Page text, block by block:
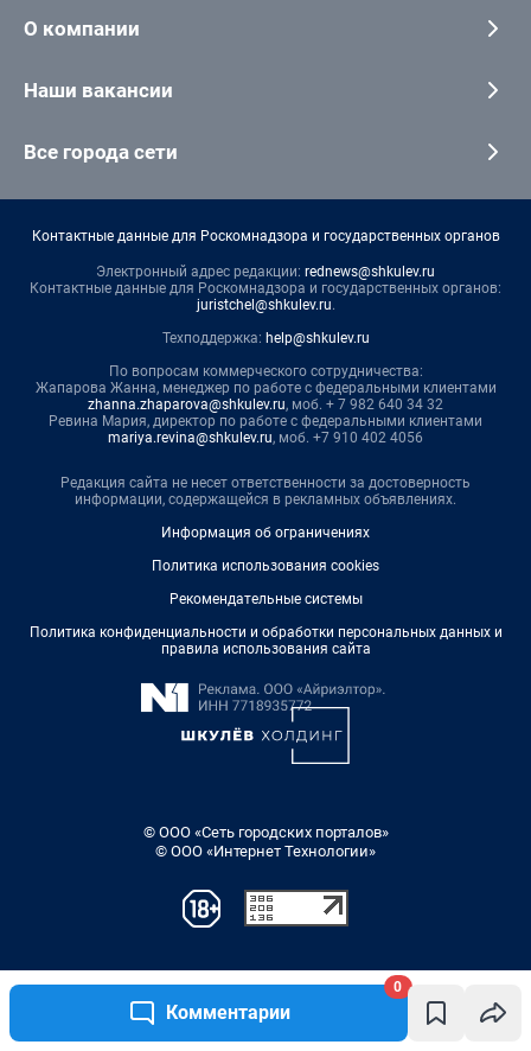
Комментарии
0
О компании
Наши вакансии
Все города сети
Контактные данные для Роскомнадзора и государственных органов
Электронный адрес редакции: rednews@shkulev.ru
Контактные данные для Роскомнадзора и государственных органов:
juristchel@shkulev.ru.
Техподдержка: help@shkulev.ru
По вопросам коммерческого сотрудничества:
Жапарова Жанна, менеджер по работе с федеральными клиентами
zhanna.zhaparova@shkulev.ru, моб. + 7 982 640 34 32
Ревина Мария, директор по работе с федеральными клиентами
mariya.revina@shkulev.ru, моб. +7 910 402 4056
Редакция сайта не несет ответственности за достоверность
информации, содержащейся в рекламных объявлениях.
Информация об ограничениях
Политика использования cookies
Рекомендательные системы
Политика конфиденциальности и обработки персональных данных и
правила использования сайта
© ООО «Сеть городских порталов»
© ООО «Интернет Технологии»